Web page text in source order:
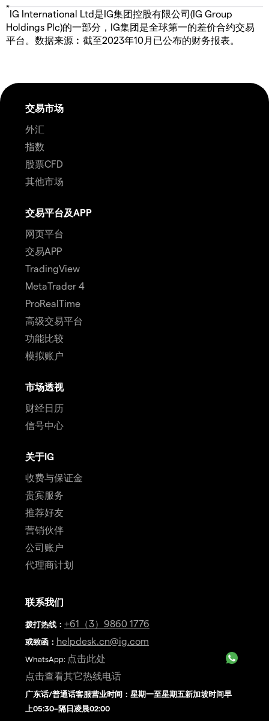
*
IG International Ltd是IG集团控股有限公司(IG Group
Holdings Plc)的一部分，IG集团是全球第一的差价合约交易
平台。数据来源︰截至2023年10月已公布的财务报表。
交易市场
外汇
指数
股票CFD
其他市场
交易平台及APP
网页平台
交易APP
TradingView
MetaTrader 4
ProRealTime
高级交易平台
功能比较
模拟账户
市场透视
财经日历
信号中心
关于IG
收费与保证金
贵宾服务
推荐好友
营销伙伴
公司账户
代理商计划
联系我们
拨打热线 ： +61（3）9860 1776
或致函： helpdesk.cn@ig.com
WhatsApp: 点击此处
点击查看其它热线电话
广东话/普通话客服营业时间：星期一至星期五新加坡时间早
上05:30–隔日凌晨02:00